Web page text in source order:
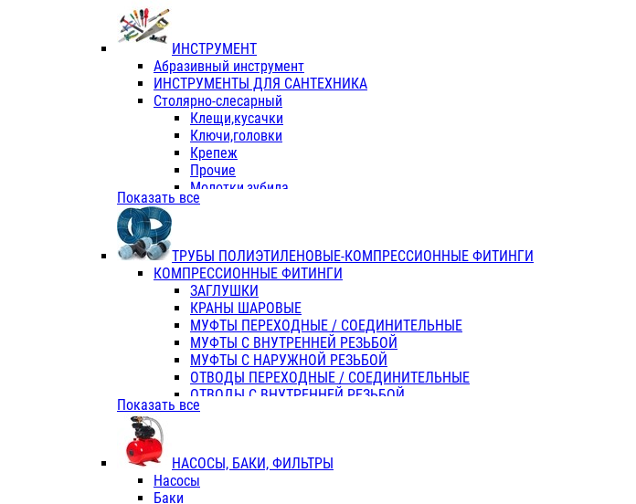
ИНСТРУМЕНТ
Абразивный инструмент
ИНСТРУМЕНТЫ ДЛЯ САНТЕХНИКА
Столярно-слесарный
Клещи,кусачки
Ключи,головки
Крепеж
Прочие
Молотки,зубила
Пассатижи,тонкогубцы,утконосы
Отвертки
Хоз. инвентарь
ЭЛ. ИНСТРУМЕНТ OASIS
Показать все
ТРУБЫ ПОЛИЭТИЛЕНОВЫЕ-КОМПРЕССИОННЫЕ ФИТИНГИ
КОМПРЕССИОННЫЕ ФИТИНГИ
ЗАГЛУШКИ
КРАНЫ ШАРОВЫЕ
МУФТЫ ПЕРЕХОДНЫЕ / СОЕДИНИТЕЛЬНЫЕ
МУФТЫ С ВНУТРЕННЕЙ РЕЗЬБОЙ
МУФТЫ С НАРУЖНОЙ РЕЗЬБОЙ
ОТВОДЫ ПЕРЕХОДНЫЕ / СОЕДИНИТЕЛЬНЫЕ
ОТВОДЫ С ВНУТРЕННЕЙ РЕЗЬБОЙ
ОТВОДЫ С НАРУЖНОЙ РЕЗЬБОЙ
ТРОЙНИКИ ПЕРЕХОДНЫЕ / СОЕДИНИТЕЛЬНЫЕ
ТРОЙНИКИ С ВНУТРЕННЕЙ РЕЗЬБОЙ
Показать все
НАСОСЫ, БАКИ, ФИЛЬТРЫ
Насосы
Баки